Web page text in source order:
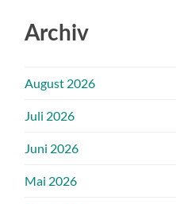
Archiv
August 2026
Juli 2026
Juni 2026
Mai 2026